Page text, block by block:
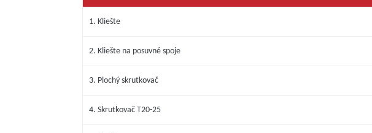
1. Kliešte
2. Kliešte na posuvné spoje
3. Plochý skrutkovač
4. Skrutkovač T20-25